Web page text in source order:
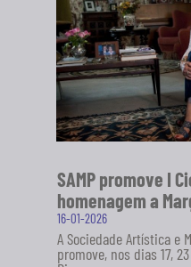
SAMP promove I
homenagem a
16-01-2026
A Sociedade Artística e
promove, nos dias 17,